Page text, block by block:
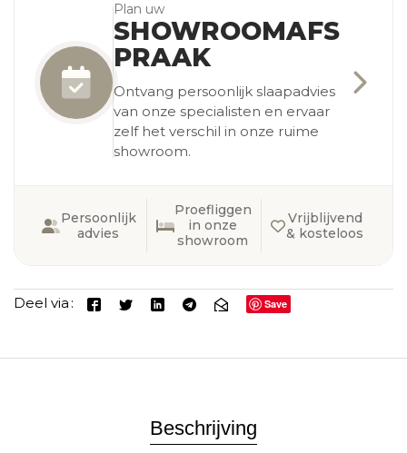
Plan uw
SHOWROOMAFS
PRAAK
Ontvang persoonlijk slaapadvies
van onze specialisten en ervaar
zelf het verschil in onze ruime
showroom.
Persoonlijk
advies
Proefliggen
in onze
showroom
Vrijblijvend
& kosteloos
Deel via Save
Beschrijving